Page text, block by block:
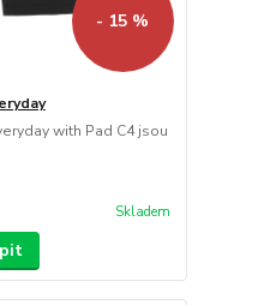
- 15 %
with Pad C4 jsou
Skladem